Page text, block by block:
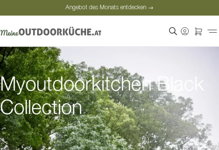
Angebot des Monats entdecken →
Angebot des Monats entdecken →
Myoutdoorkitchen Black
Collection